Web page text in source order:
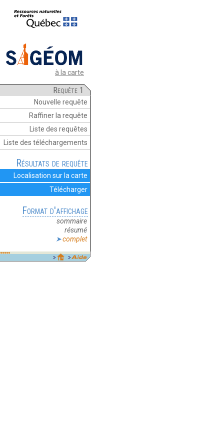
à la carte
Requête 1
Nouvelle requête
Raffiner la requête
Liste des requêtes
Liste des téléchargements
Résultats de requête
Localisation sur la carte
Télécharger
Format d'affichage
sommaire
résumé
complet